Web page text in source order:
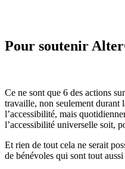
Pour soutenir
Ce ne sont que 6 des actions
travaille, non seulement durant
l’accessibilité, mais
l’accessibilité universelle soit,
Et rien de tout cela ne serait
de bénévoles qui sont tout